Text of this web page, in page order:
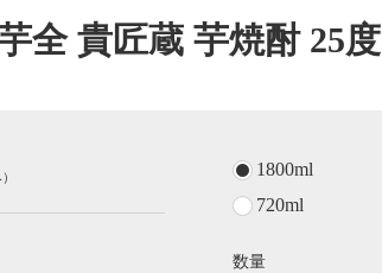
全 貴匠蔵 芋焼酎 25度
1800ml
720ml
数量